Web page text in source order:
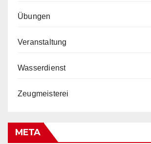
Übungen
Veranstaltung
Wasserdienst
Zeugmeisterei
META